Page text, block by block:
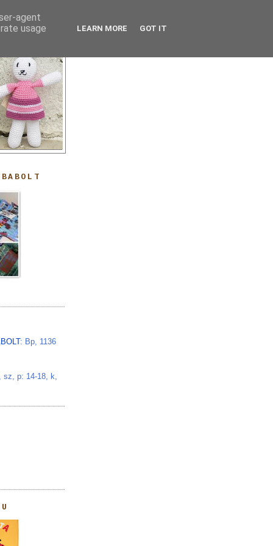
: Bp, 1136
sz, p: 14-18, k,
agent
usage
LEARN MORE GOT IT